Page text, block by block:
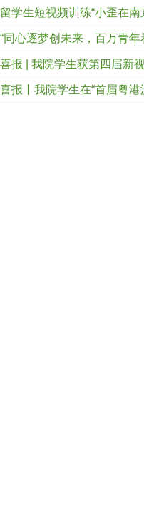
留学生短视频训练“小歪在南
“同心逐梦创未来，百万青年
喜报 | 我院学生获第四届新
喜报丨我院学生在“首届粤